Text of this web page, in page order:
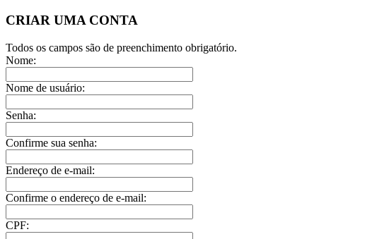
CRIAR UMA CONTA
Todos os campos são de preenchimento obrigatório.
Nome:
Nome de usuário:
Senha:
Confirme sua senha:
Endereço de e-mail:
Confirme o endereço de e-mail:
CPF: